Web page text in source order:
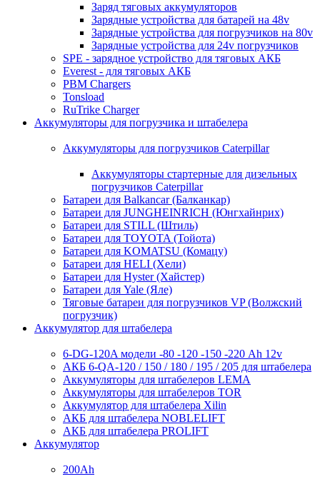
Заряд тяговых аккумуляторов
Зарядные устройства для батарей на 48v
Зарядные устройства для погрузчиков на 80v
Зарядные устройства для 24v погрузчиков
SPE - зарядное устройство для тяговых АКБ
Everest - для тяговых АКБ
PBM Chargers
Tonsload
RuTrike Charger
Аккумуляторы для погрузчика и штабелера
Аккумуляторы для погрузчиков Caterpillar
Аккумуляторы стартерные для дизельных
погрузчиков Caterpillar
Батареи для Balkancar (Балканкар)
Батареи для JUNGHEINRICH (Юнгхайнрих)
Батареи для STILL (Штиль)
Батареи для TOYOTA (Тойота)
Батареи для KOMATSU (Комацу)
Батареи для HELI (Хели)
Батареи для Hyster (Хайстер)
Батареи для Yale (Яле)
Тяговые батареи для погрузчиков VP (Волжский
погрузчик)
Аккумулятор для штабелера
6-DG-120A модели -80 -120 -150 -220 Ah 12v
АКБ 6-QA-120 / 150 / 180 / 195 / 205 для штабелера
Аккумуляторы для штабелеров LEMA
Аккумуляторы для штабелеров TOR
Аккумулятор для штабелера Xilin
АКБ для штабелера NOBLELIFT
АКБ для штабелера PROLIFT
Аккумулятор
200Ah